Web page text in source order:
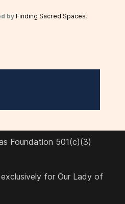
by Finding Sacred Spaces.
Foundation 501(c)(3)
for Our Lady of